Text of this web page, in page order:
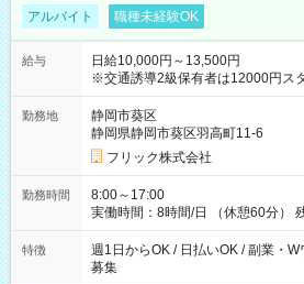
アルバイト 職種未経験OK
給与
日給10,000円～13,500円
※交通誘導2級保有者は12000円ス
【試用期間】試用期間なし
勤務地
静岡市葵区
静岡県静岡市葵区羽高町11-6
フリック株式会社
勤務時間
8:00～17:00
実働時間：8時間/日 （休憩60分） 残業は
募集は行っておりません。予めご
特徴
週1日からOK / 日払いOK / 副業・
募集